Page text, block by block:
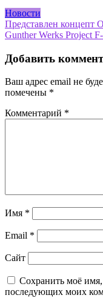
Новости
Навигация
по
записям
Представлен концепт
Gunther Werks Project
Добавить
Ваш адрес email не
помечены *
Комментарий *
Имя *
Email *
Сайт
Сохранить моё имя,
последующих моих